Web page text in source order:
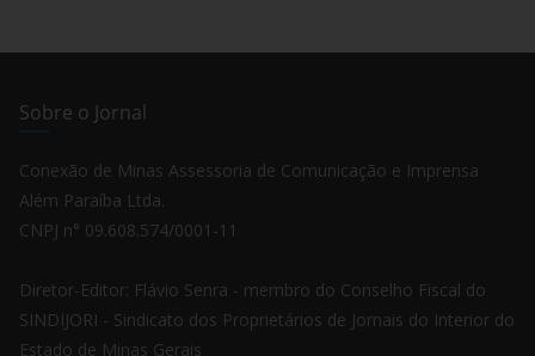
Sobre o Jornal
Conexão de Minas Assessoria de Comunicação e Imprensa
Além Paraíba Ltda.
CNPJ n° 09.608.574/0001-11
Diretor-Editor: Flávio Senra - membro do Conselho Fiscal do
SINDIJORI - Sindicato dos Proprietários de Jornais do Interior do
Estado de Minas Gerais